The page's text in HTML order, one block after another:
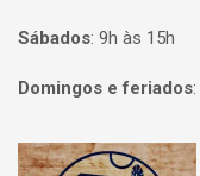
Sábados: 9h às 15h
Domingos e feriados:
Página inicial